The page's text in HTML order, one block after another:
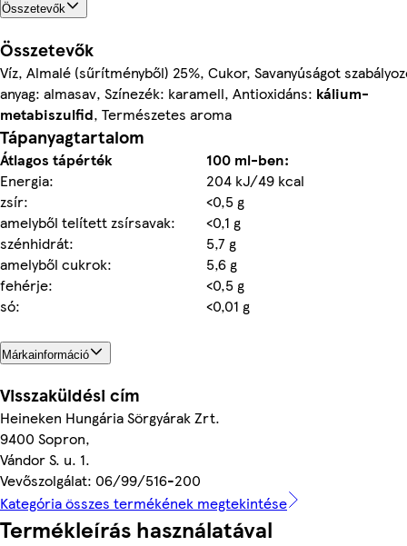
Összetevők
Összetevők
Víz, Almalé (sűrítményből) 25%, Cukor, Savanyúságot
anyag: almasav, Színezék: karamell, Antioxidáns: kálium-
metabiszulfid, Természetes aroma
Tápanyagtartalom
Átlagos tápérték
100 ml-ben:
Energia:
204 kJ/49 kcal
zsír:
<0,5 g
amelyből telített zsírsavak:
<0,1 g
szénhidrát:
5,7 g
amelyből cukrok:
5,6 g
fehérje:
<0,5 g
só:
<0,01 g
Márkainformáció
Visszaküldési cím
Heineken Hungária Sörgyárak Zrt.
9400 Sopron,
Vándor S. u. 1.
Vevőszolgálat: 06/99/516-200
Kategória összes termékének megtekintése
Termékleírás használatával